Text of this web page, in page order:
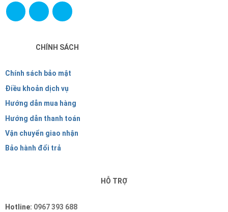
CHÍNH SÁCH
Chính sách bảo mật
Điều khoản dịch vụ
Hướng dẫn mua hàng
Hướng dẫn thanh toán
Vận chuyển giao nhận
Bảo hành đổi trả
HỖ TRỢ
Hotline: 0967 393 688